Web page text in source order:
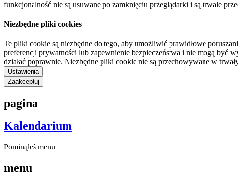
funkcjonalność nie są usuwane po zamknięciu przeglądarki i są trwale
Niezbędne pliki cookies
Te pliki cookie są niezbędne do tego, aby umożliwić prawidłowe
preferencji prywatności lub zapewnienie bezpieczeństwa i nie mogą być
działać poprawnie. Niezbędne pliki cookie nie są przechowywane w
Ustawienia
Zaakceptuj
pagina
Kalendarium
Pominąłeś menu
menu